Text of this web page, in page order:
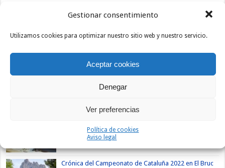
Gestionar consentimiento
Utilizamos cookies para optimizar nuestro sitio web y nuestro servicio.
Aceptar cookies
Denegar
Ver preferencias
Política de cookies
Aviso legal
Comentarios Etiquetas
08/05/2022
Crónica del Campeonato de Cataluña 2022 en El Bruc